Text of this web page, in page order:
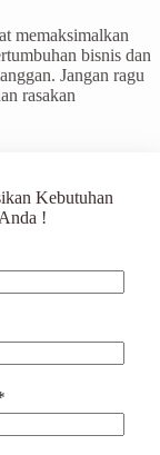
memaksimalkan
bisnis dan
Jangan ragu
rasakan
Kebutuhan
Anda !